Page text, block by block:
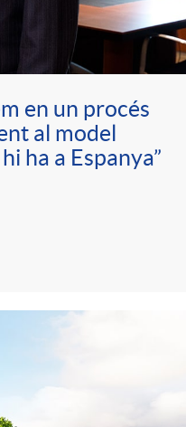
en un procés
al model
ha a Espanya”